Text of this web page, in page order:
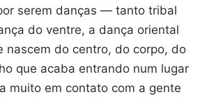
serem danças — tanto tribal
do ventre, a dança oriental
do centro, do corpo, do
que acaba entrando num lugar
muito em contato com a gente